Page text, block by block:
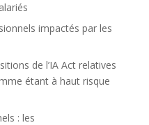
impactés par les
de l’IA Act relatives
étant à haut risque
: les